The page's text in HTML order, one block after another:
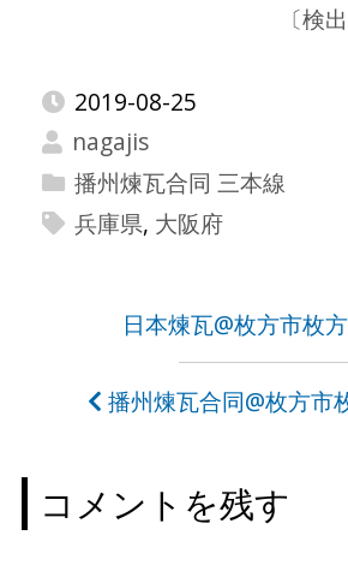
〔検
2019-08-25
nagajis
播州煉瓦合同 三本線
兵庫県, 大阪府
ビ
ゲ
日本煉瓦@枚方市枚
播州煉瓦合同@枚方市
コメントを残す